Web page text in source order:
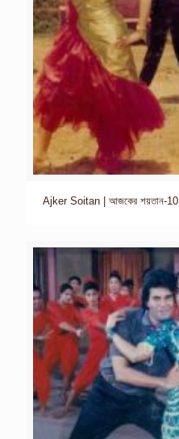
Ajker Soitan | আজকের শয়তান-10